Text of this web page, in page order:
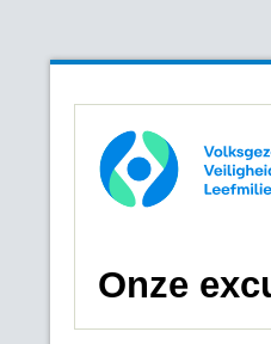
Onze